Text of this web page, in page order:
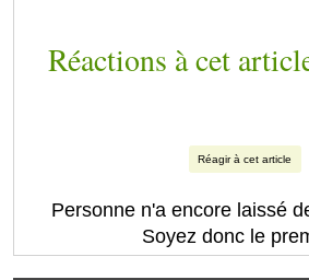
Réactions à cet
Réagir à cet article
Personne n'a encore laissé
Soyez donc le